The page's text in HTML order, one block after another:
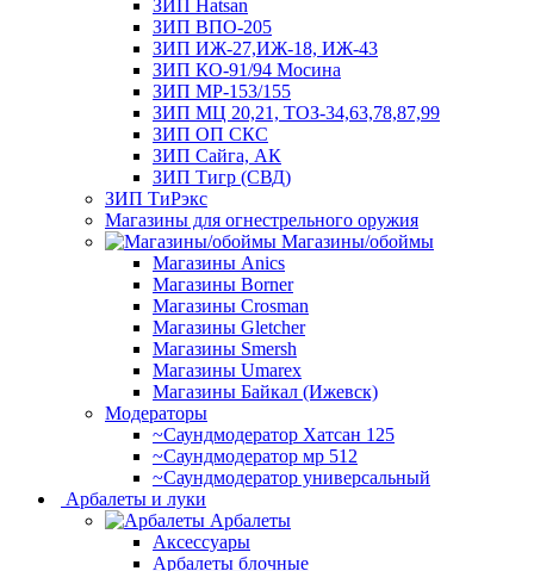
ЗИП Hatsan
ЗИП ВПО-205
ЗИП ИЖ-27,ИЖ-18, ИЖ-43
ЗИП КО-91/94 Мосина
ЗИП МР-153/155
ЗИП МЦ 20,21, ТОЗ-34,63,78,87,99
ЗИП ОП СКС
ЗИП Сайга, АК
ЗИП Тигр (СВД)
ЗИП ТиРэкс
Магазины для огнестрельного оружия
Магазины/обоймы
Магазины Anics
Магазины Borner
Магазины Crosman
Магазины Gletcher
Магазины Smersh
Магазины Umarex
Магазины Байкал (Ижевск)
Модераторы
~Cаундмодератор Хатсан 125
~Саундмодератор мр 512
~Саундмодератор универсальный
Арбалеты и луки
Арбалеты
Аксессуары
Арбалеты блочные